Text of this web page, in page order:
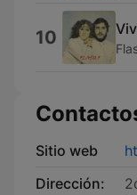
10
Sitio web
Dirección: